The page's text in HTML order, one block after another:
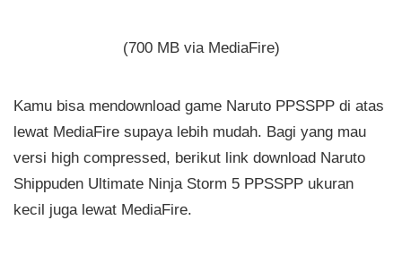
(700 MB via MediaFire)
Kamu bisa mendownload game Naruto PPSSPP di atas
lewat MediaFire supaya lebih mudah. Bagi yang mau
versi high compressed, berikut link download Naruto
Shippuden Ultimate Ninja Storm 5 PPSSPP ukuran
kecil juga lewat MediaFire.